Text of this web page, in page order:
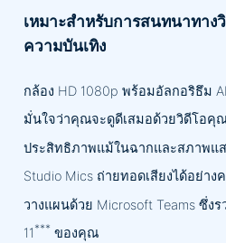
เหมาะสำหรับการสนทนาทาง
ความบันเทิง
กล้อง HD 1080p พร้อมอัลกอริธึม
มั่นใจว่าคุณจะดูดีเสมอด้วยวิดีโอคุ
ประสิทธิภาพแม้ในฉากและสภาพแ
Studio Mics ถ่ายทอดเสียงได้อย่า
วางแผนด้วย Microsoft Teams ซึ่ง
11 *** ของคุณ